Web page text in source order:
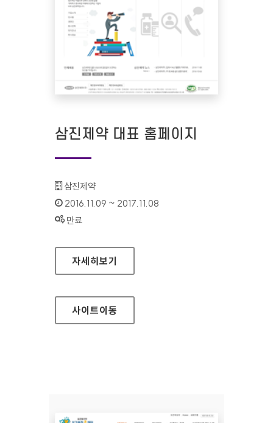
삼진제약 대표 홈페이지
기관명 :
삼진제약
인증기간 :
2016.11.09 ~ 2017.11.08
상태 :
만료
삼진제약 대표 홈페이지
자세히보기
사이트이동